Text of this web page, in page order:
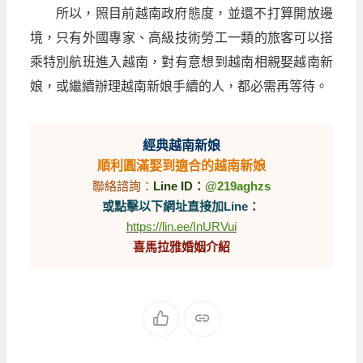
所以，照目前越南政府態度，並還不打算開放邊
境，只有外國專家、高級技術勞工一類的旅客可以搭
乘特別航班進入越南，對有意想到越南相親娶越南新
娘，或繼續辦理越南新娘手續的人，都必需再等待。
經典越南新娘
順利圓滿娶到適合的越南新娘
聯絡諮詢： Line ID： @219aghzs
或點擊以下網址直接加Line：
https://lin.ee/InURVui
喜馬拉雅婚姻介紹